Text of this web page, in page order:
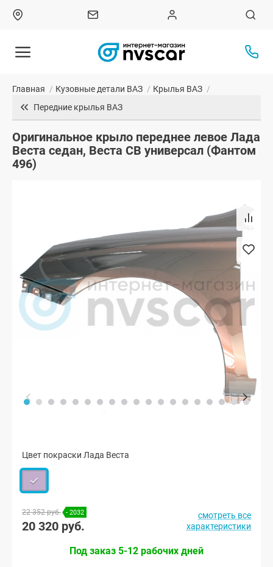
Главная / Кузовные детали ВАЗ / Крылья ВАЗ /
Передние крылья ВАЗ
Оригинальное крыло переднее левое Лада
Веста седан, Веста СВ универсал (Фантом
496)
Цвет покраски Лада Веста
22 352 руб. - 2032
20 320 руб.
смотреть все
характеристики
Под заказ 5-12 рабочих дней